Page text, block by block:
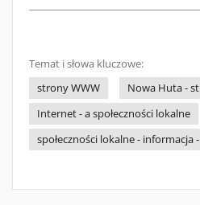
Temat i słowa kluczowe:
strony WWW
Nowa Huta -
Internet - a społeczności lokalne
społeczności lokalne - informacja